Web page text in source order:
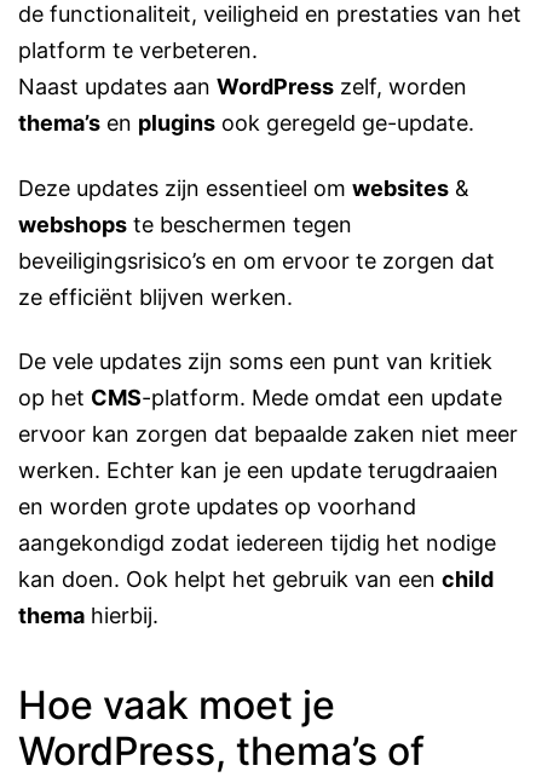
de functionaliteit, veiligheid en prestaties van het
platform te verbeteren.
Naast updates aan WordPress zelf, worden
thema’s en plugins ook geregeld ge-update.
Deze updates zijn essentieel om websites &
webshops te beschermen tegen
beveiligingsrisico’s en om ervoor te zorgen dat
ze efficiënt blijven werken.
De vele updates zijn soms een punt van kritiek
op het CMS-platform. Mede omdat een update
ervoor kan zorgen dat bepaalde zaken niet meer
werken. Echter kan je een update terugdraaien
en worden grote updates op voorhand
aangekondigd zodat iedereen tijdig het nodige
kan doen. Ook helpt het gebruik van een child
thema hierbij.
Hoe vaak moet je
WordPress, thema’s of